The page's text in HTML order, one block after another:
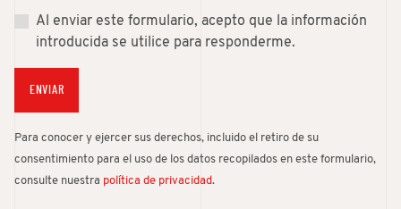
Al enviar este formulario, acepto que la información
introducida se utilice para responderme.
ENVIAR
Para conocer y ejercer sus derechos, incluido el retiro de su
consentimiento para el uso de los datos recopilados en este formulario,
consulte nuestra política de privacidad.